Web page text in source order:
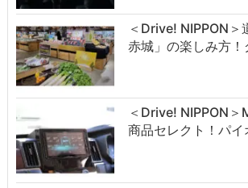
＜Drive! NIPPON＞
赤城」の楽しみ方
＜Drive! NIPPON＞
商品セレクト！パ